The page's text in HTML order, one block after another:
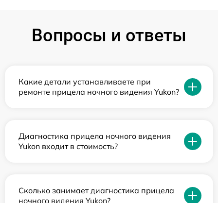
Вопросы и ответы
Какие детали устанавливаете при
ремонте прицела ночного видения Yukon?
Диагностика прицела ночного видения
Yukon входит в стоимость?
Сколько занимает диагностика прицела
ночного видения Yukon?